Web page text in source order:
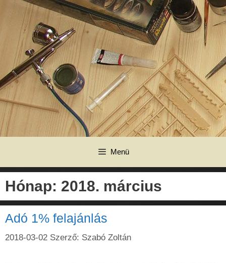
Kilépés
tartalomba
Menü
Hónap: 2018. március
Adó 1% felajánlás
2018-03-02 Szerző: Szabó Zoltán